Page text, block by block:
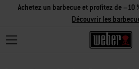
Achetez un barbecue et profitez de –10
Découvrir les